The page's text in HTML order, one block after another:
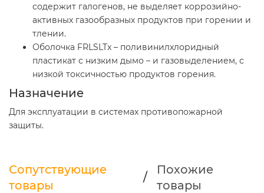
содержит галогенов, не выделяет коррозийно-
активных газообразных продуктов при горении и
тлении.
Оболочка FRLSLTx – поливинилхлоридный
пластикат с низким дымо – и газовыделением, с
низкой токсичностью продуктов горения.
Назначение
Для эксплуатации в системах противопожарной
защиты.
Сопутствующие
товары
/
Похожие
товары